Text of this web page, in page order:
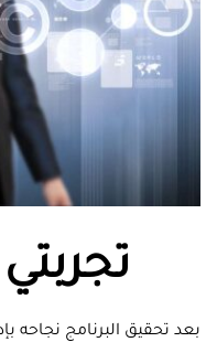
بعد تحقيق البرنامج نجاحه